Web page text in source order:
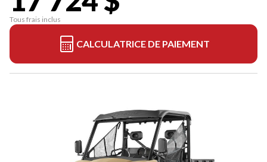
Tous frais inclus
CALCULATRICE DE PAIEMENT